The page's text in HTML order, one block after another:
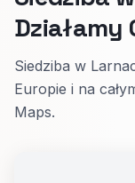
Działamy
Siedziba w
Europie i na
Maps.